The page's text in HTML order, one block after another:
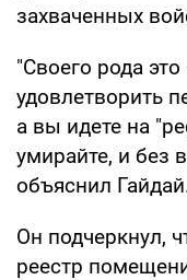
захваченных
"Своего рода
удовлетворить
а вы идете на
умирайте, и без
объяснил
Он подчеркнул,
реестр